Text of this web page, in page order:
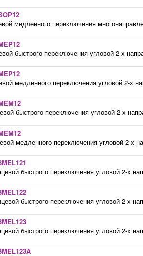
медленного переключения
быстрого переключения угловой 2-х
медленного переключения угловой 2-х
быстрого переключения угловой 2-х
медленного переключения угловой 2-х
быстрого переключения угловой 2-х
быстрого переключения угловой 2-х
быстрого переключения угловой 2-х